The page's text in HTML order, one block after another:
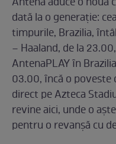
dată la o generaţie:
timpurile, Brazilia,
– Haaland, de la
AntenaPLAY ȋn
03.00, ȋncă o poveste
direct pe Azteca
revine aici, unde o
pentru o revanșă cu